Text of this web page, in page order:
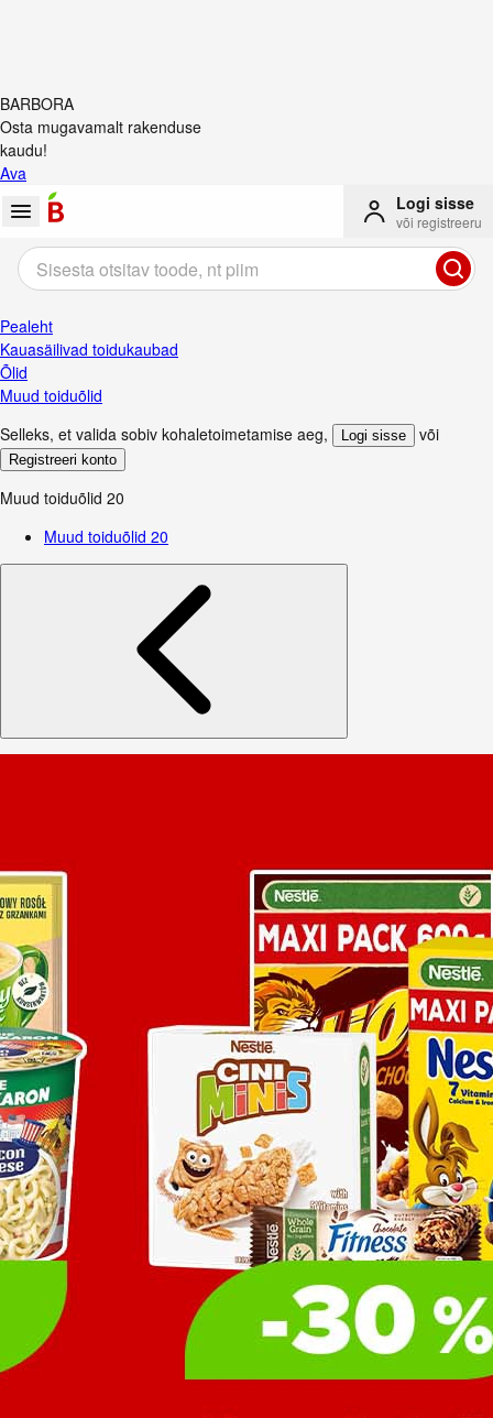
BARBORA
Osta mugavamalt rakenduse
kaudu!
Ava
Logi sisse
või registreeru
Pealeht
Kauasäilivad toidukaubad
Õlid
Muud toiduõlid
Selleks, et valida sobiv kohaletoimetamise aeg, Logi sisse või
Registreeri konto
Muud toiduõlid 20
Muud toiduõlid 20